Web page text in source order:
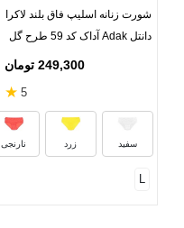
شورت زنانه اسلیپ فاق بلند لاکرا
دانتل Adak آداک کد 59 طرح گل
249,300 تومان
5
★
سفید زرد نارنجی
L